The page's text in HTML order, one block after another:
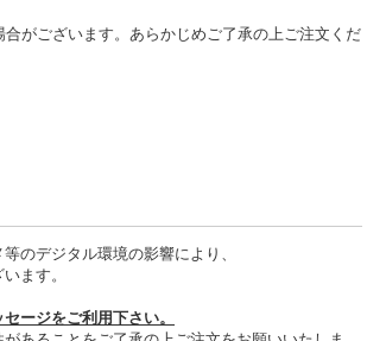
がございます。あらかじめご了承の上ご注文くだ
のデジタル環境の影響により、
ます。
ージをご利用下さい。